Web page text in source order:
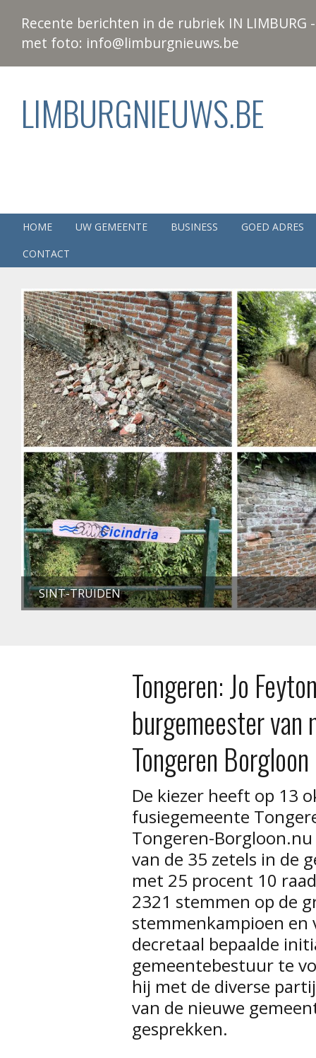
Recente berichten in de rubriek IN
met foto: info@limburgnieuws.be
LIMBURGNIEUWS.BE
HOME UW GEMEENTE BUSINESS
GOED ADRES
CONTACT
SINT-TRUIDEN
Tongeren: Jo
burgemeester
Tongeren
De kiezer heeft op 13
fusiegemeente
Tongeren-
van de 35 zetels in de
met 25 procent 10
2321 stemmen op de
stemmenkampioen
decretaal bepaalde
gemeentebestuur te
hij met de diverse
van de nieuwe
gesprekken.